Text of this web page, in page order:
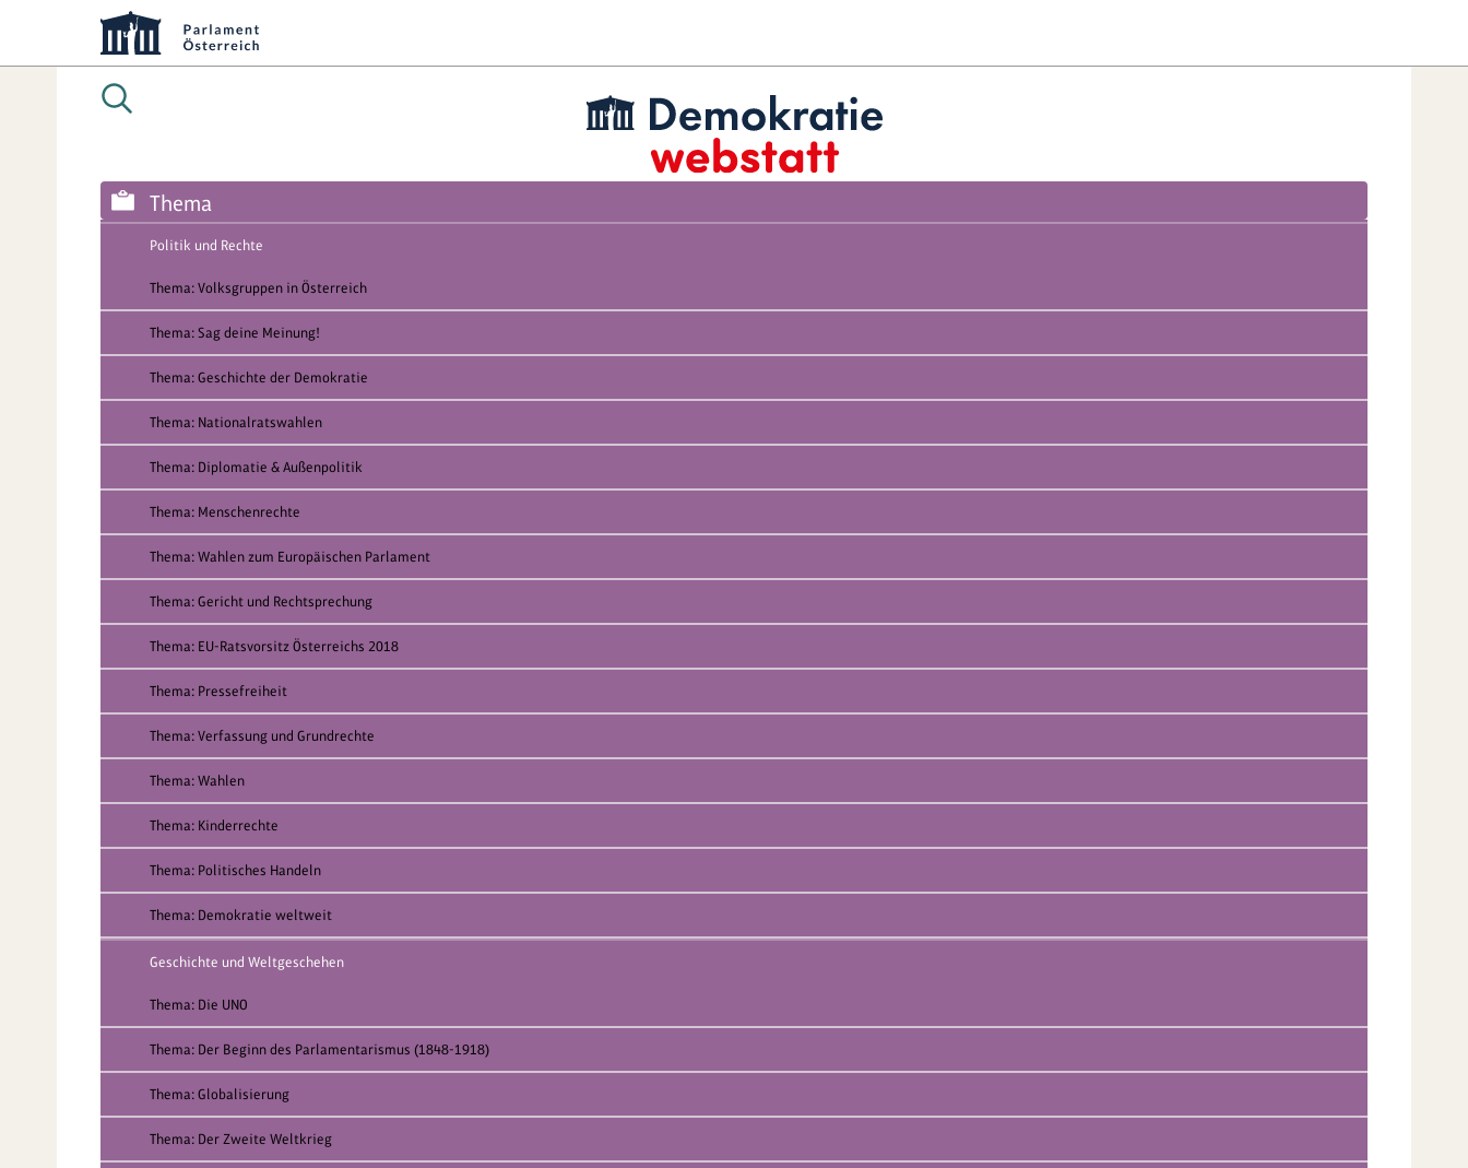
Thema
Politik und Rechte
Thema: Volksgruppen in Österreich
Thema: Sag deine Meinung!
Thema: Geschichte der Demokratie
Thema: Nationalratswahlen
Thema: Diplomatie & Außenpolitik
Thema: Menschenrechte
Thema: Wahlen zum Europäischen Parlament
Thema: Gericht und Rechtsprechung
Thema: EU-Ratsvorsitz Österreichs 2018
Thema: Pressefreiheit
Thema: Verfassung und Grundrechte
Thema: Wahlen
Thema: Kinderrechte
Thema: Politisches Handeln
Thema: Demokratie weltweit
Geschichte und Weltgeschehen
Thema: Die UNO
Thema: Der Beginn des Parlamentarismus (1848-1918)
Thema: Globalisierung
Thema: Der Zweite Weltkrieg